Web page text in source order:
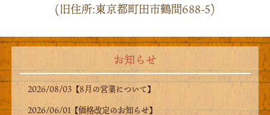
(旧住所:東京都町田市鶴間688-5)
お知らせ
2026/08/03【8月の営業について】
2026/06/01【価格改定のお知らせ】